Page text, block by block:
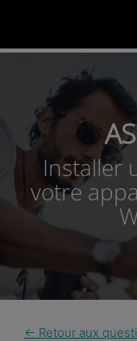
Barre
Installer
votre
← Retour aux